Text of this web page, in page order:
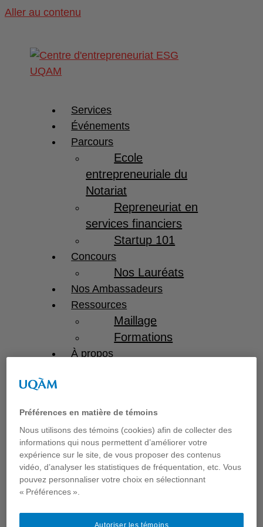
Aller au contenu
Services
Événements
Parcours
Ecole
entrepreneuriale du
Notariat
Repreneuriat en
services financiers
Startup 101
Concours
Nos Lauréats
Nos Ambassadeurs
Ressources
Maillage
Formations
À propos
Événements
Parcours
Ecole
entrepreneuriale du
Notariat
services financiers
Préférences en matière de témoins
Nous utilisons des témoins (cookies) afin de collecter des
informations qui nous permettent d’améliorer votre
expérience sur le site, de vous proposer des contenus
vidéo, d’analyser les statistiques de fréquentation, etc. Vous
pouvez personnaliser votre choix en sélectionnant
« Préférences ».
Autoriser les témoins